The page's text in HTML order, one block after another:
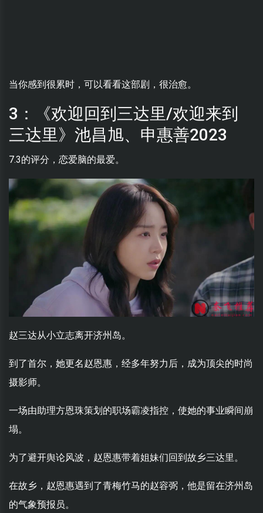
当你感到很累时，可以看看这部剧，很治愈。
3：《欢迎回到三达里/欢迎来到
三达里》池昌旭、申惠善2023
7.3的评分，恋爱脑的最爱。
赵三达从小立志离开济州岛。
到了首尔，她更名赵恩惠，经多年努力后，成为顶尖的时尚
摄影师。
一场由助理方恩珠策划的职场霸凌指控，使她的事业瞬间崩
塌。
为了避开舆论风波，赵恩惠带着姐妹们回到故乡三达里。
在故乡，赵恩惠遇到了青梅竹马的赵容弼，他是留在济州岛
的气象预报员。